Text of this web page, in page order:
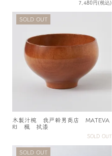
7,480円(税込)
SOLD OUT
木製汁椀 我戸幹男商店 MATEVA
RI 楓 拭漆
SOLD OUT
SOLD OUT